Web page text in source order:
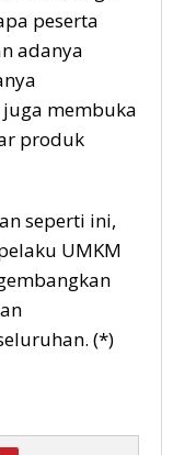
peserta
adanya
membuka
produk
seperti ini,
UMKM
(*)